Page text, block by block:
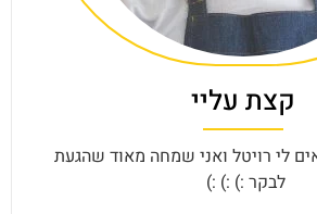
קצת עליי
לי רויטל ואני שמחה מאוד שהגעת
לבקר :) :) :)